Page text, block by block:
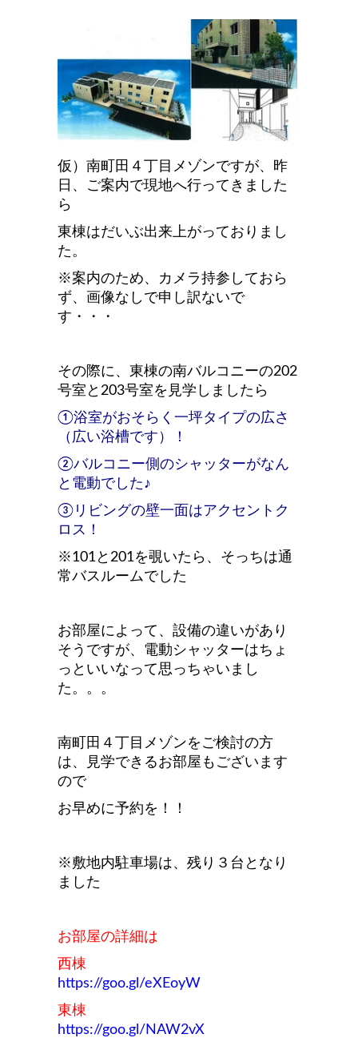
仮）南町田４丁目メゾンですが、昨
日、ご案内で現地へ行ってきました
ら
東棟はだいぶ出来上がっておりまし
た。
※案内のため、カメラ持参しておら
ず、画像なしで申し訳ないで
す・・・
その際に、東棟の南バルコニーの202
号室と203号室を見学しましたら
①浴室がおそらく一坪タイプの広さ
（広い浴槽です）！
②バルコニー側のシャッターがなん
と電動でした♪
③リビングの壁一面はアクセントク
ロス！
※101と201を覗いたら、そっちは通
常バスルームでした
お部屋によって、設備の違いがあり
そうですが、電動シャッターはちょ
っといいなって思っちゃいまし
た。。。
南町田４丁目メゾンをご検討の方
は、見学できるお部屋もございます
ので
お早めに予約を！！
※敷地内駐車場は、残り３台となり
ました
お部屋の詳細は
西棟
https://goo.gl/eXEoyW
東棟
https://goo.gl/NAW2vX